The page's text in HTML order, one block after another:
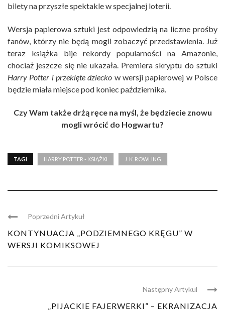
bilety na przyszłe spektakle w specjalnej loterii.
Wersja papierowa sztuki jest odpowiedzią na liczne prośby
fanów, którzy nie będą mogli zobaczyć przedstawienia. Już
teraz książka bije rekordy popularności na Amazonie,
chociaż jeszcze się nie ukazała. Premiera skryptu do sztuki
Harry Potter i przeklęte dziecko w wersji papierowej w Polsce
będzie miała miejsce pod koniec października.
Czy Wam także drżą ręce na myśl, że będziecie znowu
mogli wrócić do Hogwartu?
TAGI HARRY POTTER - KSIĄŻKI J. K. ROWLING
Poprzedni Artykuł
KONTYNUACJA „PODZIEMNEGO KRĘGU” W
WERSJI KOMIKSOWEJ
Następny Artykul
„PIJACKIE FAJERWERKI” – EKRANIZACJA